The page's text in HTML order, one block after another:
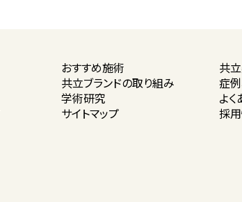
おすすめ施術
共
共立ブランドの取り組み
症
学術研究
よ
サイトマップ 採